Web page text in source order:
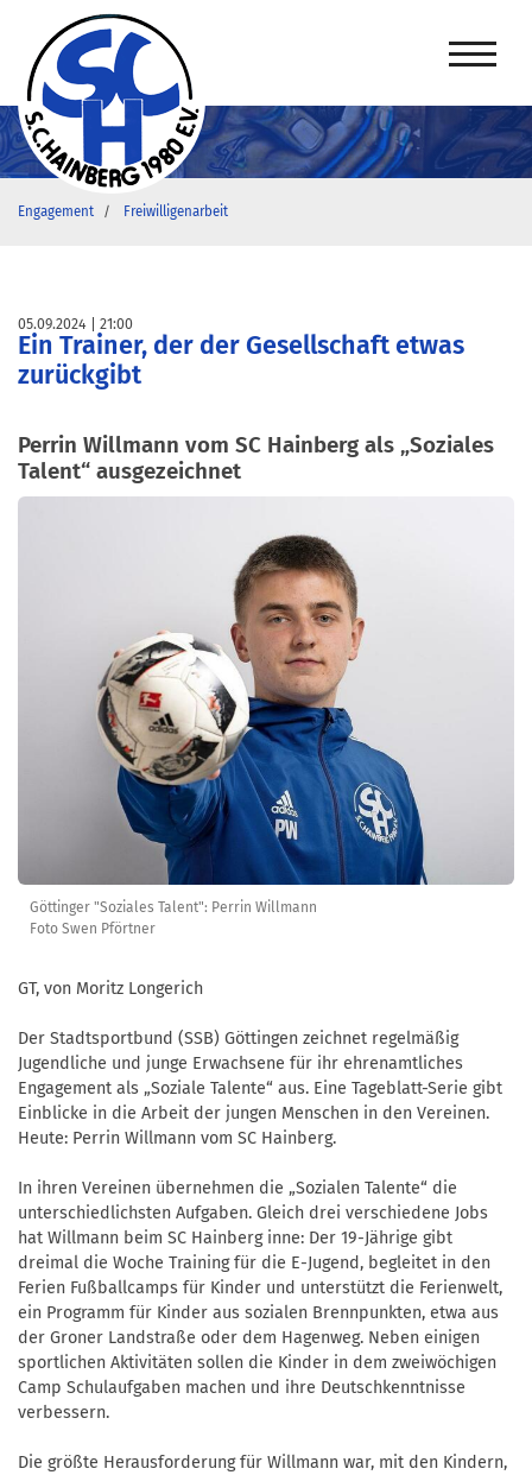
Engagement Freiwilligenarbeit
05.09.2024 21:00
Ein Trainer, der der Gesellschaft etwas
zurückgibt
Perrin Willmann vom SC Hainberg als „Soziales
Talent“ ausgezeichnet
Göttinger "Soziales Talent": Perrin Willmann
Foto Swen Pförtner
GT, von Moritz Longerich
Der Stadtsportbund (SSB) Göttingen zeichnet regelmäßig
Jugendliche und junge Erwachsene für ihr ehrenamtliches
Engagement als „Soziale Talente“ aus. Eine Tageblatt-Serie gibt
Einblicke in die Arbeit der jungen Menschen in den Vereinen.
Heute: Perrin Willmann vom SC Hainberg.
In ihren Vereinen übernehmen die „Sozialen Talente“ die
unterschiedlichsten Aufgaben. Gleich drei verschiedene Jobs
hat Willmann beim SC Hainberg inne: Der 19-Jährige gibt
dreimal die Woche Training für die E-Jugend, begleitet in den
Ferien Fußballcamps für Kinder und unterstützt die Ferienwelt,
ein Programm für Kinder aus sozialen Brennpunkten, etwa aus
der Groner Landstraße oder dem Hagenweg. Neben einigen
sportlichen Aktivitäten sollen die Kinder in dem zweiwöchigen
Camp Schulaufgaben machen und ihre Deutschkenntnisse
verbessern.
Die größte Herausforderung für Willmann war, mit den Kindern,